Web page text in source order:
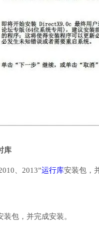
库
、2013”运行库安装包，
包，并完成安装。